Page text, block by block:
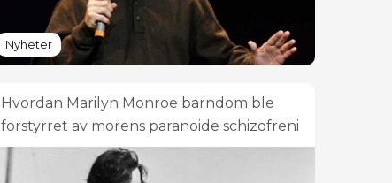
Nyheter
Hvordan Marilyn Monroe barndom ble
forstyrret av morens paranoide schizofreni